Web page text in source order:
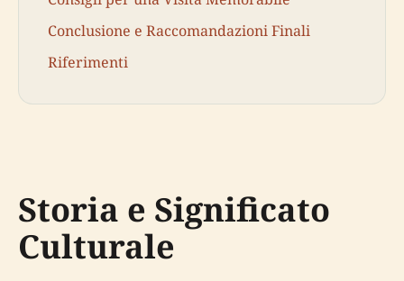
Conclusione e Raccomandazioni Finali
Riferimenti
Storia e Significato
Culturale